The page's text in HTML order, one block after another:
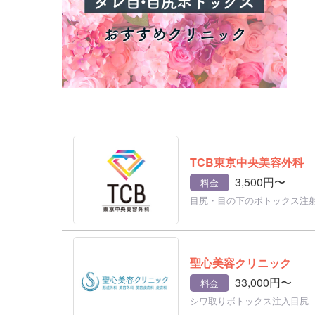
TCB東京中央美容外科
料金 3,500円〜
目尻・目の下のボトックス注
聖心美容クリニック
料金 33,000円〜
シワ取りボトックス注入目尻